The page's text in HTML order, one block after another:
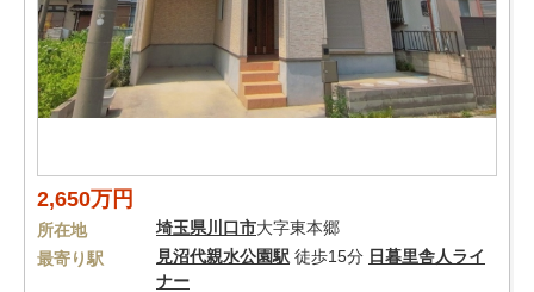
2,650万円
所在地 埼玉県川口市大字東本郷
最寄り駅
見沼代親水公園駅 徒歩15分 日暮里舎人ライ
ナー